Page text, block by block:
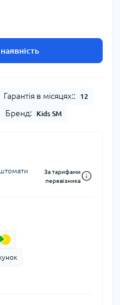
Гарантія в місяцях:: 12
Бренд: Kids SM
За тарифами
перевізника